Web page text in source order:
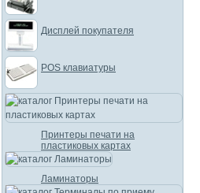
Дисплей покупателя
POS клавиатуры
Принтеры печати на
пластиковых картах
Ламинаторы